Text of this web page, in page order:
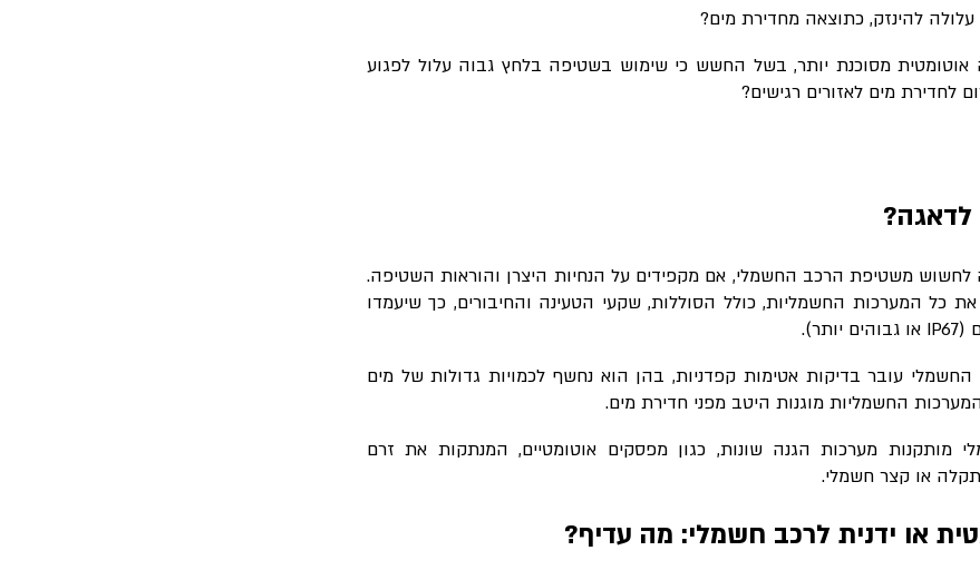
להינזק, כתוצאה מחדירת מים?
מסוכנת יותר, בשל החשש כי שימוש בשטיפה בלחץ גבוה עלול לפגוע
לחדירת מים לאזורים רגישים?
לחשוש משטיפת הרכב החשמלי, אם מקפידים על הנחיות היצרן והוראות השטיפה.
את כל המערכות החשמליות, כולל הסוללות, שקעי הטעינה והחיבורים, כך שיעמדו
(
IP67 או גבוהים יותר).
החשמלי עובר בדיקות אטימות קפדניות, בהן הוא נחשף לכמויות גדולות של מים
החשמליות מוגנות היטב מפני חדירת מים.
מותקנות מערכות הגנה שונות, כגון מפסקים אוטומטיים, המנתקות את זרם
או קצר חשמלי.
או ידנית לרכב חשמלי: מה עדיף?